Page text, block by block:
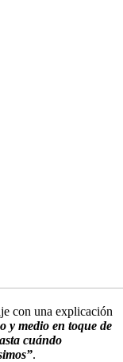
con una explicación
y medio en toque de
cuándo
.